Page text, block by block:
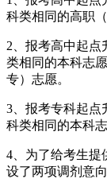
科类相同的高职
2、报考高中起点
类相同的本科志
专）志愿。
3、报考专科起点
科类相同的本科志
4、为了给考生提
设了两项调剂意向